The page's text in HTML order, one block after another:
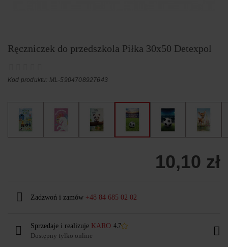
Ręczniczek do przedszkola Piłka 30x50 Detexpol
Kod produktu: ML-5904708927643
10,10 zł
Zadzwoń i zamów +48 84 685 02 02
Sprzedaje i realizuje KARO 4.7
Dostępny tylko online